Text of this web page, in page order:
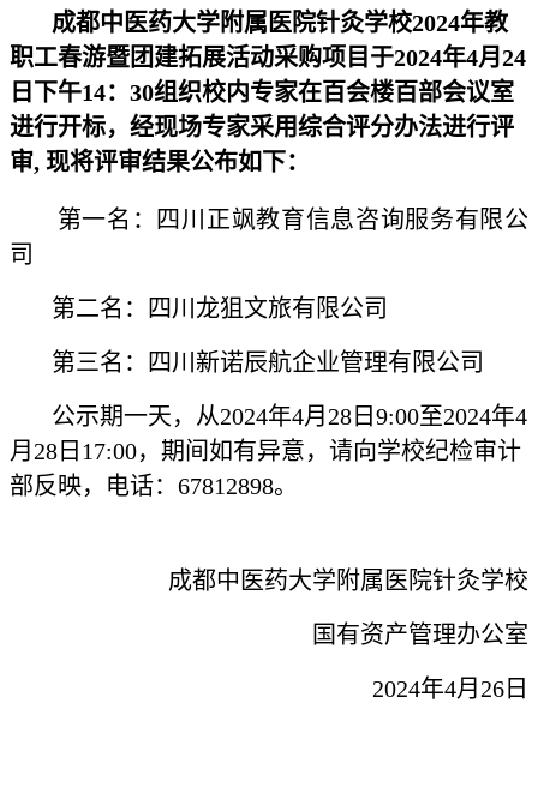
成都中医药大学附属医院针灸学校2024年教
职工春游暨团建拓展活动采购项目于2024年4月24
日下午14：30组织校内专家在百会楼百部会议室
进行开标，经现场专家采用综合评分办法进行评
审, 现将评审结果公布如下：
第一名：四川正飒教育信息咨询服务有限公
司
第二名：四川龙狙文旅有限公司
第三名：四川新诺辰航企业管理有限公司
公示期一天，从2024年4月28日9:00至2024年4
月28日17:00，期间如有异意，请向学校纪检审计
部反映，电话：67812898。
成都中医药大学附属医院针灸学校
国有资产管理办公室
2024年4月26日